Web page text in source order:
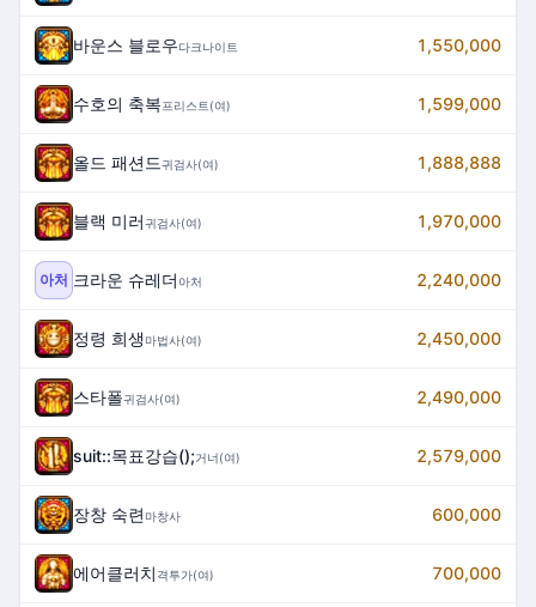
바운스 블로우다크나이트 1,550,000
수호의 축복프리스트(여) 1,599,000
올드 패션드귀검사(여) 1,888,888
블랙 미러귀검사(여) 1,970,000
아처 크라운 슈레더 아처 2,240,000
정령 희생 마법사(여) 2,450,000
스타폴귀검사(여) 2,490,000
suit::목표강습();거너(여) 2,579,000
장창 숙련 마창사 600,000
에어클러치 격투가(여) 700,000